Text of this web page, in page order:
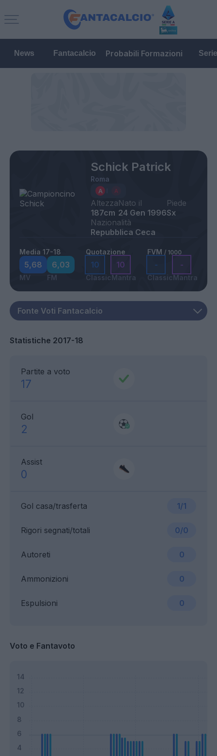
News Fantacalcio Probabili Formazioni
Schick Patrick
Roma
Altezza
187cm
Nato il
24 Gen 1996
Piede
Sx
Nazionalità
Repubblica Ceca
Media 17-18
5,68
MV
6,03
FM
Quotazione
10
Classic
10
Mantra
FVM / 1000
-
Classic
-
Mantra
Statistiche 2017-18
Partite a voto
17
Gol
2
Assist
0
Gol casa/trasferta 1/1
Ammonizioni 0
Rigori segnati/totali 0/0
Espulsioni 0
Autoreti 0
Voto e Fantavoto